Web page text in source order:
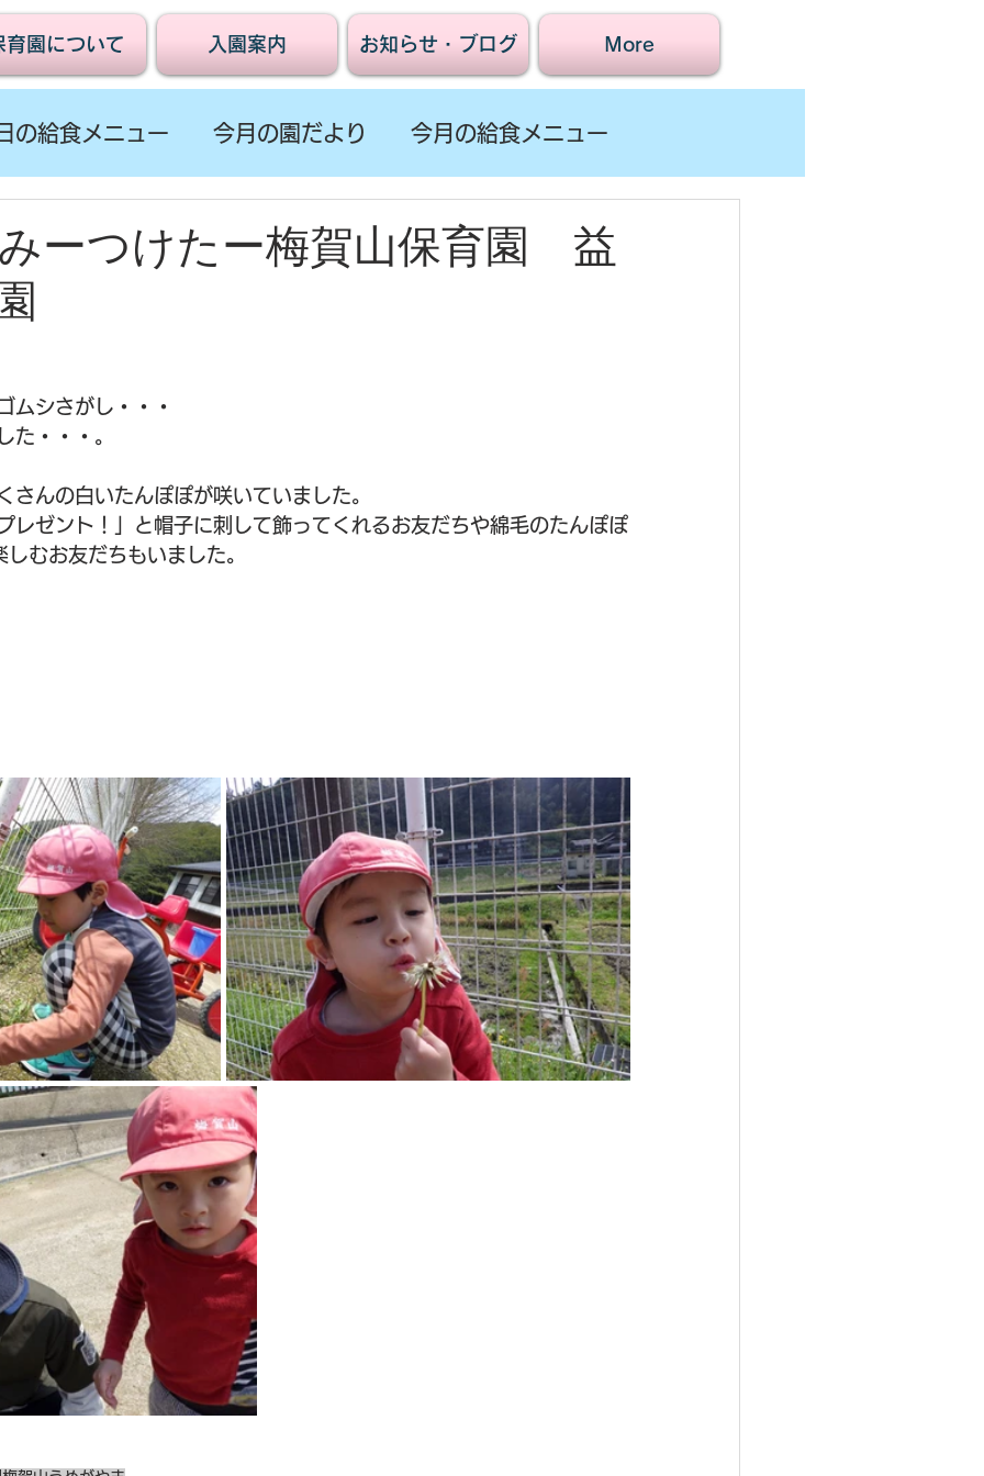
育園について 入園案内 お知らせ・ブログ More
の給食メニュー 今月の園だより 今月の給食メニュー
ーつけたー梅賀山保育園 益
ムシさがし・・・
た・・・。
さんの白いたんぽぽが咲いていました。
レゼント！」と帽子に刺して飾ってくれるお友だちや綿毛のたんぽぽ
しむお友だちもいました。